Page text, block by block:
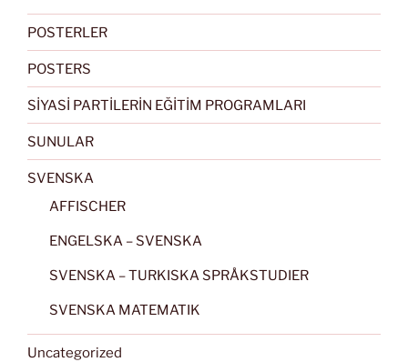
POSTERLER
POSTERS
SİYASİ PARTİLERİN EĞİTİM PROGRAMLARI
SUNULAR
SVENSKA
AFFISCHER
ENGELSKA – SVENSKA
SVENSKA – TURKISKA SPRÅKSTUDIER
SVENSKA MATEMATIK
Uncategorized